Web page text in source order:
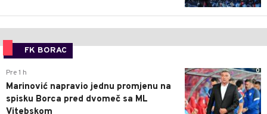
FK BORAC
0
Pre 1 h
Marinović napravio jednu promjenu na
spisku Borca pred dvomeč sa ML
Vitebskom